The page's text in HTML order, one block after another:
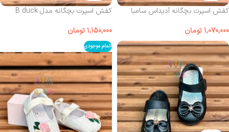
کفش اسپرت بچگانه آدیداس سامبا
1,070,000 تومان
کفش اسپرت بچگانه مدل B duck
1,150,000 تومان
اتمام موجودی